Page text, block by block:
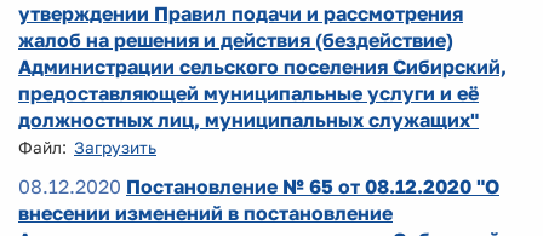
утверждении Правил подачи и рассмотрения
жалоб на решения и действия (бездействие)
Администрации сельского поселения Сибирский,
предоставляющей муниципальные услуги и её
должностных лиц, муниципальных служащих"
Файл: Загрузить
08.12.2020 Постановление № 65 от 08.12.2020 "О
внесении изменений в постановление